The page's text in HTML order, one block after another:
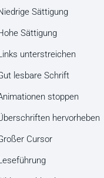
Sättigung
Sättigung
unterstreichen
lesbare Schrift
stoppen
hervorheben
Cursor